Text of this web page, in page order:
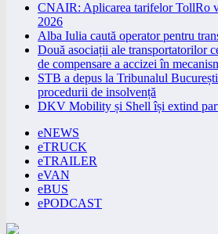
CNAIR: Aplicarea tarifelor TollRo
2026
Alba Iulia caută operator pentru
Două asociații ale transportatorilor
de compensare a accizei în
STB a depus la Tribunalul
procedurii de insolvență
DKV Mobility și Shell își extind
eNEWS
eTRUCK
eTRAILER
eVAN
eBUS
ePODCAST